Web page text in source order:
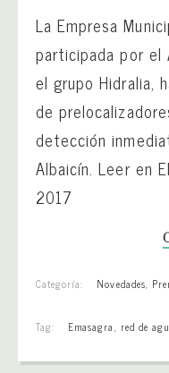
La Empresa
participada por el
el grupo Hidralia,
de
detección
Albaicín. Leer en
2017
Categoría: Novedades,
Tag: Emasagra, red de